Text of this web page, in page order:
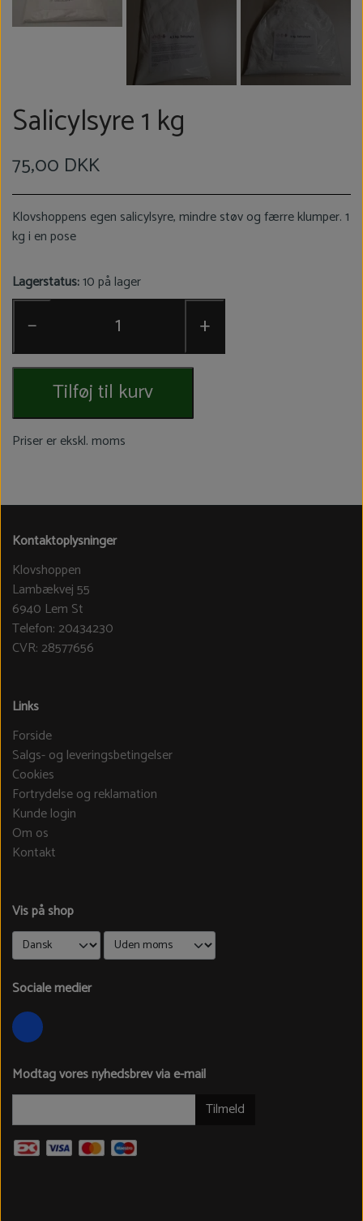
KONTAKT
BLOG
Salicylsyre 1 kg
75,00 DKK
Klovshoppens egen salicylsyre, mindre støv og færre klumper. 1
kg i en pose
Lagerstatus:10 på lager
− +
Tilføj til kurv
Priser er ekskl. moms
Kontaktoplysninger
Klovshoppen
Lambækvej 55
6940 Lem St
Telefon: 20434230
CVR: 28577656
Links
Forside
Salgs- og leveringsbetingelser
Cookies
Fortrydelse og reklamation
Kunde login
Om os
Kontakt
Vis på shop
Sociale medier
Modtag vores nyhedsbrev via e-mail
Tilmeld